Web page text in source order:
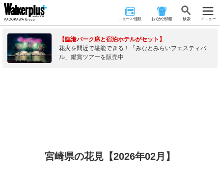
ニュース･連載 おでかけ情報 検 索 メニュー
【臨港パーク席と宿泊ホテルがセット】
花火を間近で堪能できる！「みなとみらいフェスティバ
ル」鑑賞ツアーを販売中
宮崎県の花見【2026年02月】